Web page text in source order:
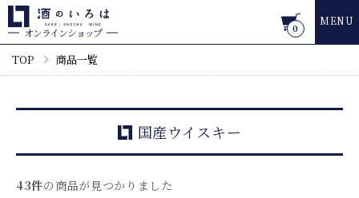
0
MENU
オンラインショップ
TOP 商品一覧
国産ウイスキー
43件の商品が見つかりました